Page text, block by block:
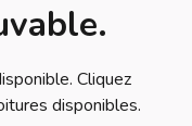
Cliquez
disponibles.